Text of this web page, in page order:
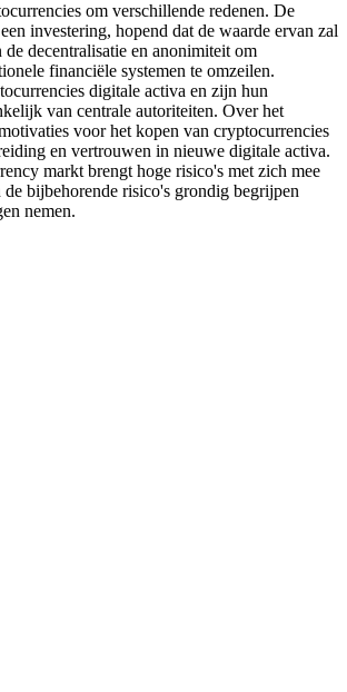
om verschillende redenen. De
investering, hopend dat de waarde ervan zal
de decentralisatie en anonimiteit om
financiële systemen te omzeilen.
digitale activa en zijn hun
van centrale autoriteiten. Over het
voor het kopen van cryptocurrencies
en vertrouwen in nieuwe digitale activa.
markt brengt hoge risico's met zich mee
de bijbehorende risico's grondig begrijpen
nemen.